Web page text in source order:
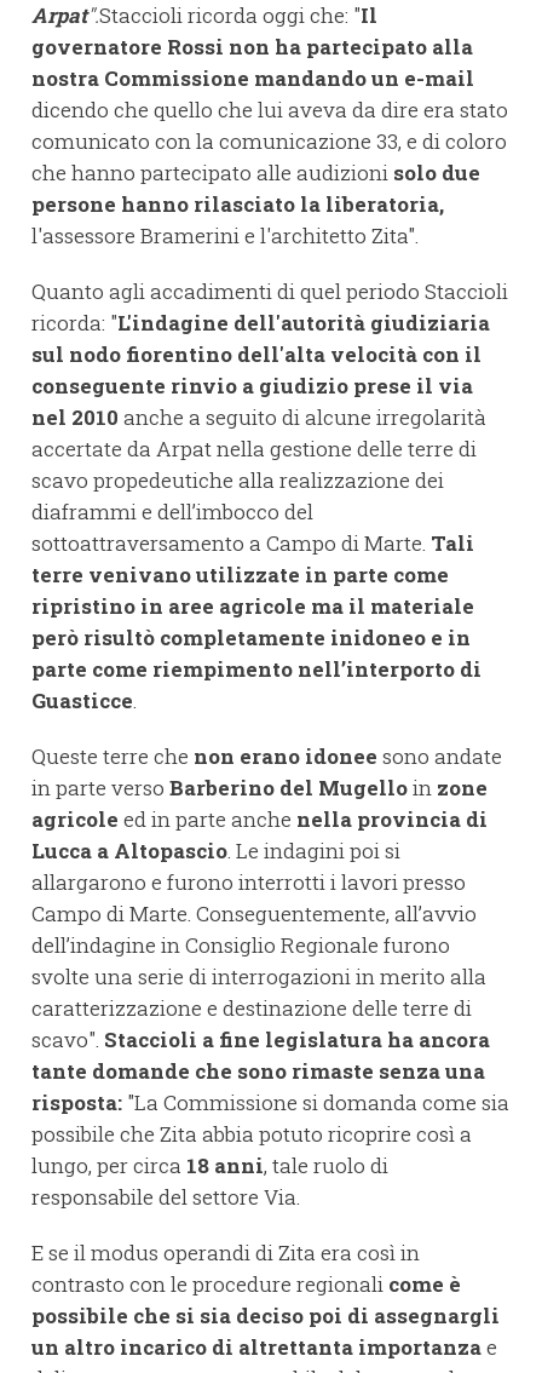
Arpat".Staccioli ricorda oggi che: "Il
governatore Rossi non ha partecipato alla
nostra Commissione mandando un e-mail
dicendo che quello che lui aveva da dire era stato
comunicato con la comunicazione 33, e di coloro
che hanno partecipato alle audizioni solo due
persone hanno rilasciato la liberatoria,
l'assessore Bramerini e l'architetto Zita".
Quanto agli accadimenti di quel periodo Staccioli
ricorda: "L'indagine dell'autorità giudiziaria
sul nodo fiorentino dell'alta velocità con il
conseguente rinvio a giudizio prese il via
nel 2010 anche a seguito di alcune irregolarità
accertate da Arpat nella gestione delle terre di
scavo propedeutiche alla realizzazione dei
diaframmi e dell’imbocco del
sottoattraversamento a Campo di Marte. Tali
terre venivano utilizzate in parte come
ripristino in aree agricole ma il materiale
però risultò completamente inidoneo e in
parte come riempimento nell’interporto di
Guasticce.
Queste terre che non erano idonee sono andate
in parte verso Barberino del Mugelloin zone
agricole ed in parte anche nella provincia di
Lucca a Altopascio. Le indagini poi si
allargarono e furono interrotti i lavori presso
Campo di Marte. Conseguentemente, all’avvio
dell’indagine in Consiglio Regionale furono
svolte una serie di interrogazioni in merito alla
caratterizzazione e destinazione delle terre di
scavo". Staccioli a fine legislatura ha ancora
tante domande che sono rimaste senza una
risposta: "La Commissione si domanda come sia
possibile che Zita abbia potuto ricoprire così a
lungo, per circa 18 anni, tale ruolo di
responsabile del settore Via.
E se il modus operandi di Zita era così in
contrasto con le procedure regionali come è
possibile che si sia deciso poi di assegnargli
un altro incarico di altrettanta importanzae